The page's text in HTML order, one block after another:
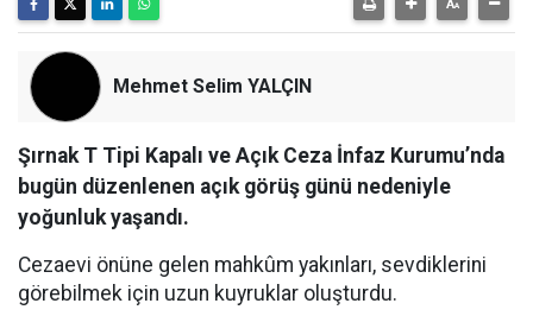
Mehmet Selim YALÇIN
Şırnak T Tipi Kapalı ve Açık Ceza İnfaz Kurumu’nda
bugün düzenlenen açık görüş günü nedeniyle
yoğunluk yaşandı.
Cezaevi önüne gelen mahkûm yakınları, sevdiklerini
görebilmek için uzun kuyruklar oluşturdu.